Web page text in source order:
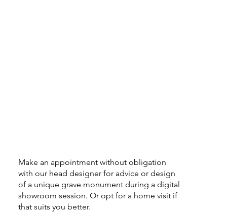
Make an appointment without obligation
with our head designer for advice or design
of a unique grave monument during a digital
showroom session. Or opt for a home visit if
that suits you better.